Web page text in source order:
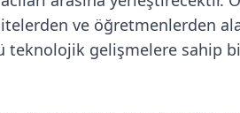
ve öğretmenlerden
teknolojik gelişmelere sahip